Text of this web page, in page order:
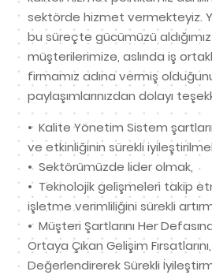
sektörde hizmet vermekteyiz.
bu süreçte gücümüzü
müşterilerimize, aslında iş
firmamız adına vermiş
paylaşımlarınızdan dolayı
•⁠ ⁠Kalite Yönetim Sistem
ve etkinliğinin sürekli
•⁠ ⁠Sektörümüzde lider olmak,
•⁠ ⁠Teknolojik gelişmeleri takip
işletme verimliliğini sürekli
•⁠ ⁠Müşteri Şartlarını Her
Ortaya Çıkan Gelişim
Değerlendirerek Sürekli